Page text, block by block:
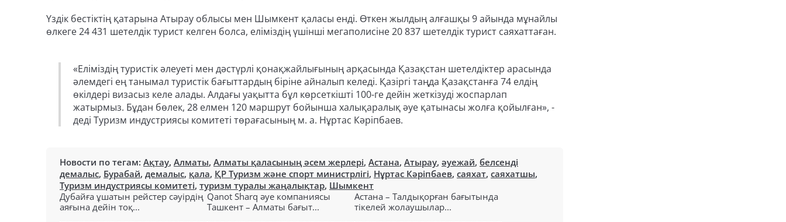
Үздік бестіктің қатарына Атырау облысы мен Шымкент қаласы енді. Өткен жылдың алғашқы 9 айында мұнайлы
өлкеге 24 431 шетелдік турист келген болса, еліміздің үшінші мегаполисіне 20 837 шетелдік турист саяхаттаған.
«Еліміздің туристік әлеуеті мен дәстүрлі қонақжайлығының арқасында Қазақстан шетелдіктер арасында
әлемдегі ең танымал туристік бағыттардың біріне айналып келеді. Қазіргі таңда Қазақстанға 74 елдің
өкілдері визасыз келе алады. Алдағы уақытта бұл көрсеткішті 100-ге дейін жеткізуді жоспарлап
жатырмыз. Бұдан бөлек, 28 елмен 120 маршрут бойынша халықаралық әуе қатынасы жолға қойылған», -
деді Туризм индустриясы комитеті төрағасының м. а. Нұртас Кәріпбаев.
Новости по тегам: Ақтау, Алматы, Алматы қаласының әсем жерлері, Астана, Атырау, әуежай, белсенді
демалыс, Бурабай, демалыс, қала, ҚР Туризм және спорт министрлігі, Нұртас Кәріпбаев, саяхат, саяхатшы,
Туризм индустриясы комитеті, туризм туралы жаңалықтар, Шымкент
Дубайға ұшатын рейстер сәуірдің
аяғына дейін тоқ...
Qanot Sharq әуе компаниясы
Ташкент – Алматы бағыт...
Астана – Талдықорған бағытында
тікелей жолаушылар...